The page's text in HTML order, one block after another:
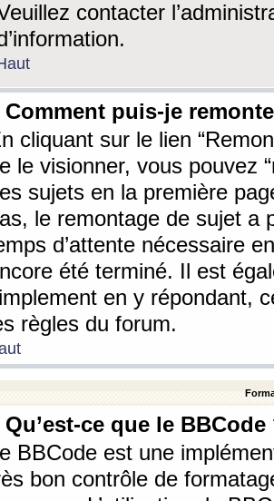
contacter
Comment puis-je
cliquant sur le lien
le visionner, vous pouvez
sujets en la première
le remontage de sujet a
d’attente nécessaire
été terminé. Il est
en y répondant,
règles du forum.
Qu’est-ce que le BBCode
BBCode est une
bon contrôle de